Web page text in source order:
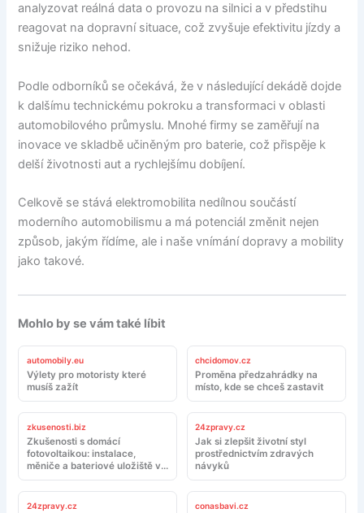
analyzovat reálná data o provozu na silnici a v předstihu
reagovat na dopravní situace, což zvyšuje efektivitu jízdy a
snižuje riziko nehod.
Podle odborníků se očekává, že v následující dekádě dojde
k dalšímu technickému pokroku a transformaci v oblasti
automobilového průmyslu. Mnohé firmy se zaměřují na
inovace ve skladbě učiněným pro baterie, což přispěje k
delší životnosti aut a rychlejšímu dobíjení.
Celkově se stává elektromobilita nedílnou součástí
moderního automobilismu a má potenciál změnit nejen
způsob, jakým řídíme, ale i naše vnímání dopravy a mobility
jako takové.
Mohlo by se vám také líbit
automobily.eu
Výlety pro motoristy které
musíš zažít
chcidomov.cz
Proměna předzahrádky na
místo, kde se chceš zastavit
zkusenosti.biz
Zkušenosti s domácí
fotovoltaikou: instalace,
měniče a bateriové uložiště v
reálném provozu
24zpravy.cz
Jak si zlepšit životní styl
prostřednictvím zdravých
návyků
24zpravy.cz conasbavi.cz